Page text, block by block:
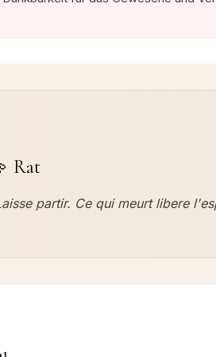
Rat
partir. Ce qui meurt libere